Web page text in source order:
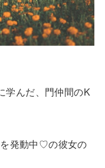
学んだ、門仲間のK
発動中♡の彼女の